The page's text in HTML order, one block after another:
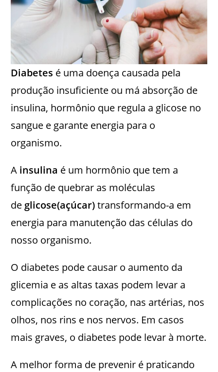
Diabetes é uma doença causada pela
produção insuficiente ou má absorção de
insulina, hormônio que regula a glicose no
sangue e garante energia para o
organismo.
A insulina é um hormônio que tem a
função de quebrar as moléculas
de glicose(açúcar)transformando-a em
energia para manutenção das células do
nosso organismo.
O diabetes pode causar o aumento da
glicemia e as altas taxas podem levar a
complicações no coração, nas artérias, nos
olhos, nos rins e nos nervos. Em casos
mais graves, o diabetes pode levar à morte.
A melhor forma de prevenir é praticando